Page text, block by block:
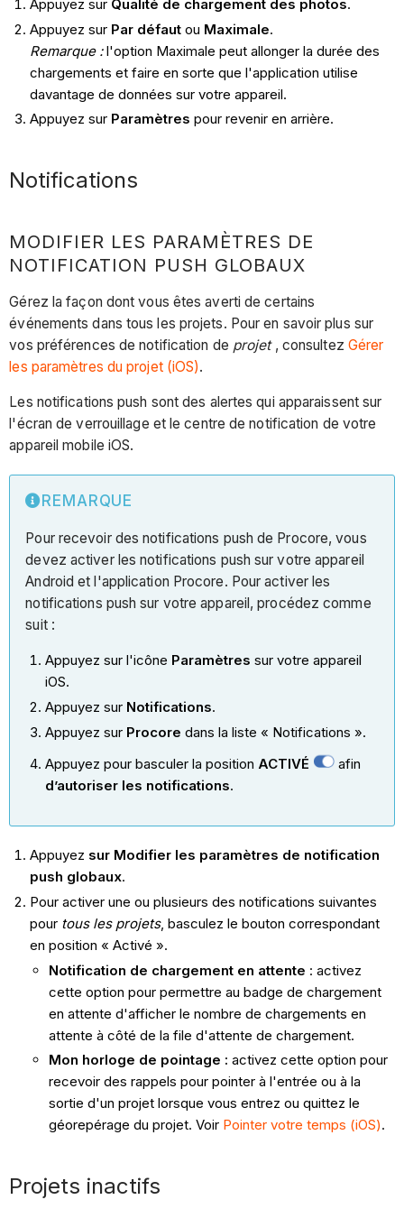
Appuyez sur Qualité de chargement des photos.
Appuyez sur Par défautou Maximale.
Remarque :l'option Maximale peut allonger la durée des
chargements et faire en sorte que l'application utilise
davantage de données sur votre appareil.
Appuyez sur Paramètres pour revenir en arrière.
Notifications
MODIFIER LES PARAMÈTRES DE
NOTIFICATION PUSH GLOBAUX
Gérez la façon dont vous êtes averti de certains
événements dans tous les projets. Pour en savoir plus sur
vos préférences de notification de projet, consultez Gérer
les paramètres du projet (iOS).
Les notifications push sont des alertes qui apparaissent sur
l'écran de verrouillage et le centre de notification de votre
appareil mobile iOS.
REMARQUE
Pour recevoir des notifications push de Procore, vous
devez activer les notifications push sur votre appareil
Android et l'application Procore. Pour activer les
notifications push sur votre appareil, procédez comme
suit :
Appuyez sur l'icône Paramètres sur votre appareil
iOS.
Appuyez sur Notifications.
Appuyez sur Procore dans la liste « Notifications ».
Appuyez pour basculer la position ACTIVÉ
afin
d’autoriser les notifications.
Appuyez sur Modifier les paramètres de notification
push globaux.
Pour activer une ou plusieurs des notifications suivantes
pour tous les projets, basculez le bouton correspondant
en position « Activé ».
Notification de chargement en attente : activez
cette option pour permettre au badge de chargement
en attente d'afficher le nombre de chargements en
attente à côté de la file d'attente de chargement.
Mon horloge de pointage : activez cette option pour
recevoir des rappels pour pointer à l'entrée ou à la
sortie d'un projet lorsque vous entrez ou quittez le
géorepérage du projet. Voir Pointer votre temps (iOS).
Projets inactifs